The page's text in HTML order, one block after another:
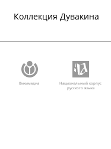
Коллекция Дувакина
Викимедиа
Национальный корпус
русского языка